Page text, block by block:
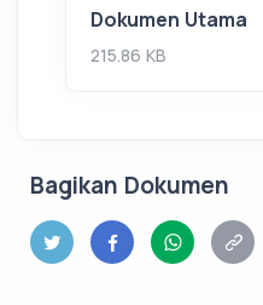
Dokumen Utama
215.86 KB
Bagikan Dokumen